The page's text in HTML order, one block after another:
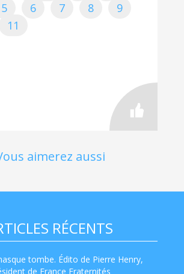
5 6 7 8
9
11
aimerez aussi
RÉCENTS
tombe. Édito de Pierre Henry,
de France Fraternités